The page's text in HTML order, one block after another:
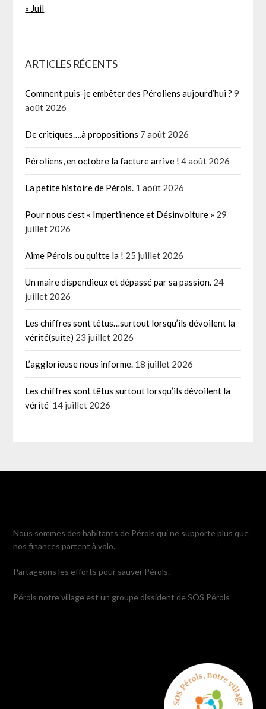
« Juil
ARTICLES RÉCENTS
Comment puis-je embêter des Péroliens aujourd’hui ? 9
août 2026
De critiques….à propositions 7 août 2026
Péroliens, en octobre la facture arrive ! 4 août 2026
La petite histoire de Pérols. 1 août 2026
Pour nous c’est « Impertinence et Désinvolture » 29
juillet 2026
Aime Pérols ou quitte la ! 25 juillet 2026
Un maire dispendieux et dépassé par sa passion. 24
juillet 2026
Les chiffres sont têtus…surtout lorsqu’ils dévoilent la
vérité(suite) 23 juillet 2026
L’agglorieuse nous informe. 18 juillet 2026
Les chiffres sont têtus surtout lorsqu’ils dévoilent la
vérité 14 juillet 2026
Nous sommes des habitants de Pérols qui ne supporte plus que
nos finances partent à volo.
Partageons les efforts pour sauver Pérols.
Pérols notre village est un groupe dissident de SOS Pérols